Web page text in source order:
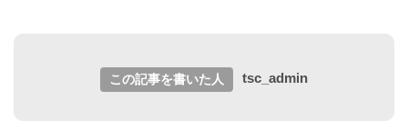
この記事を書いた人 tsc_admin